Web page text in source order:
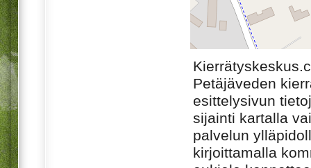
Petäjäveden
esittelysivun
sijainti kartalla
palvelun
kirjoittamalla